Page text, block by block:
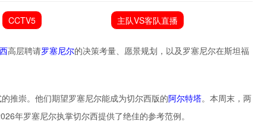
CCTV5 主队VS客队直播
高层聘请罗塞尼尔的决策考量、愿景规划，以及罗塞尼尔在斯坦福
推崇。他们期望罗塞尼尔能成为切尔西版的阿尔特塔。本周末，两
年罗塞尼尔执掌切尔西提供了绝佳的参考范例。